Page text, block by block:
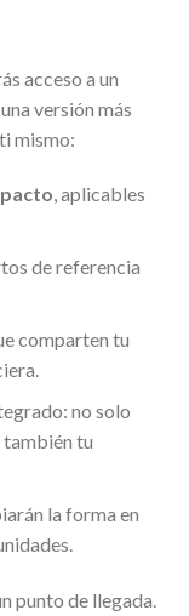
acceso a un
versión más
mismo:
, aplicables
de referencia
comparten tu
no solo
también tu
la forma en
punto de llegada.